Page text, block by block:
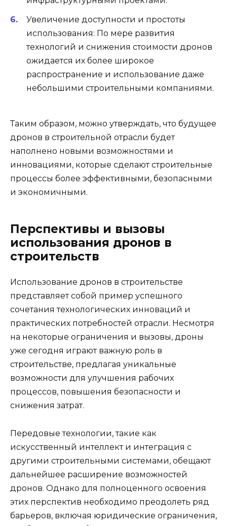
Увеличение доступности и простоты
использования: По мере развития
технологий и снижения стоимости дронов
ожидается их более широкое
распространение и использование даже
небольшими строительными компаниями.
Таким образом, можно утверждать, что будущее
дронов в строительной отрасли будет
наполнено новыми возможностями и
инновациями, которые сделают строительные
процессы более эффективными, безопасными
и экономичными.
Перспективы и вызовы
использования дронов в
строительств
Использование дронов в строительстве
представляет собой пример успешного
сочетания технологических инноваций и
практических потребностей отрасли. Несмотря
на некоторые ограничения и вызовы, дроны
уже сегодня играют важную роль в
строительстве, предлагая уникальные
возможности для улучшения рабочих
процессов, повышения безопасности и
снижения затрат.
Передовые технологии, такие как
искусственный интеллект и интеграция с
другими строительными системами, обещают
дальнейшее расширение возможностей
дронов. Однако для полноценного освоения
этих перспектив необходимо преодолеть ряд
барьеров, включая юридические ограничения,